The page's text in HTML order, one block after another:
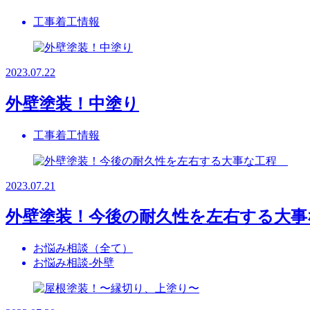
工事着工情報
2023.07.22
外壁塗装！中塗り
工事着工情報
2023.07.21
外壁塗装！今後の耐久性を左右する大
お悩み相談（全て）
お悩み相談-外壁